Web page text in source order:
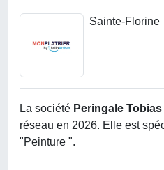
Sainte-Florine
La société Peringale Tobias
réseau en 2026. Elle est
"Peinture ".